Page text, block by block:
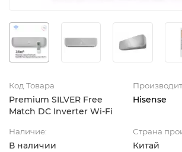
Код Товара
Premium SILVER Free
Match DC Inverter Wi-Fi
Hisense
Наличие:
В наличии
Страна
Китай